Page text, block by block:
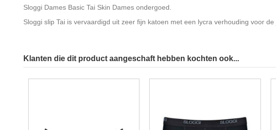
Sloggi Dames Basic Tai Skin Dames ondergoed.
Sloggi slip Tai is vervaardigd uit zeer fijn katoen met een lycra verhouding voor
Klanten die dit product aangeschaft hebben kochten ook...